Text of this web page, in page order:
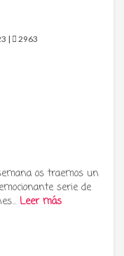
| 2963
os traemos un
serie de
Leer más